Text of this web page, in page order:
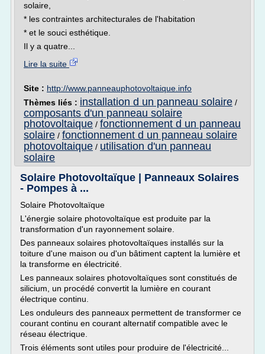
solaire,
* les contraintes architecturales de l'habitation
* et le souci esthétique.
Il y a quatre...
Lire la suite
Site : http://www.panneauphotovoltaique.info
Thèmes liés : installation d un panneau solaire /
composants d'un panneau solaire
photovoltaique / fonctionnement d un panneau
solaire / fonctionnement d un panneau solaire
photovoltaique / utilisation d'un panneau
solaire
Solaire Photovoltaïque | Panneaux Solaires
- Pompes à ...
Solaire Photovoltaïque
L'énergie solaire photovoltaïque est produite par la
transformation d'un rayonnement solaire.
Des panneaux solaires photovoltaïques installés sur la
toiture d'une maison ou d'un bâtiment captent la lumière et
la transforme en électricité.
Les panneaux solaires photovoltaïques sont constitués de
silicium, un procédé convertit la lumière en courant
électrique continu.
Les onduleurs des panneaux permettent de transformer ce
courant continu en courant alternatif compatible avec le
réseau électrique.
Trois éléments sont utiles pour produire de l'électricité...